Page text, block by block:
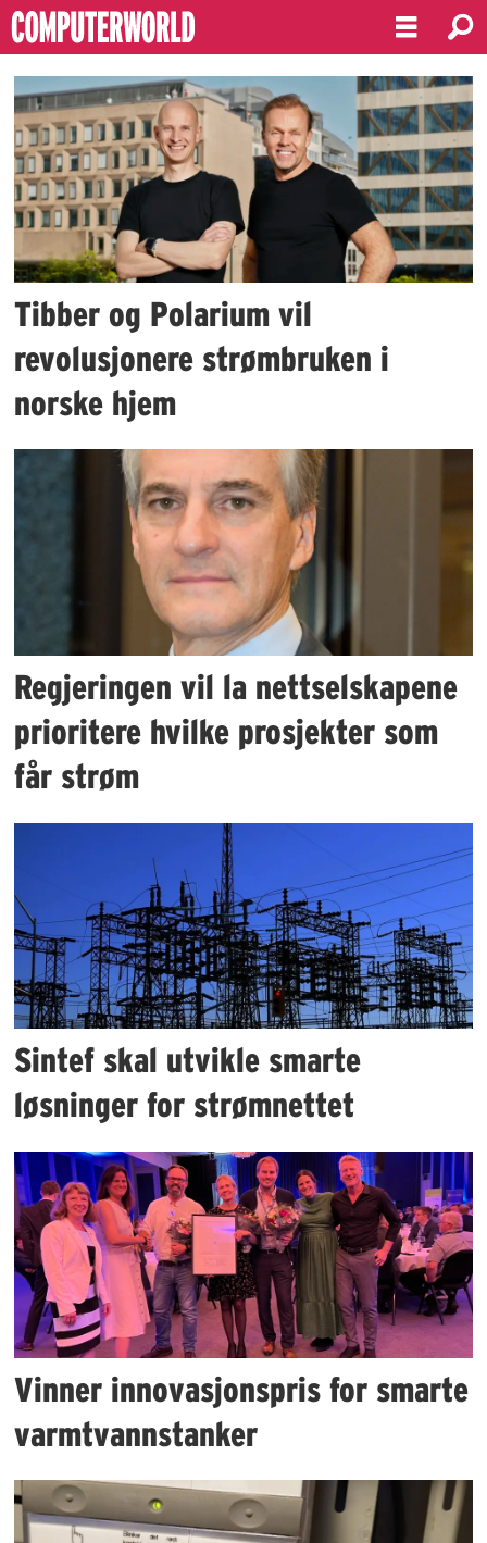
Emne:
strøm
Tibber og Polarium vil
revolusjonere strømbruken i
norske hjem
Regjeringen vil la nettselskapene
prioritere hvilke prosjekter som
får strøm
Sintef skal utvikle smarte
løsninger for strømnettet
Vinner innovasjonspris for smarte
varmtvannstanker